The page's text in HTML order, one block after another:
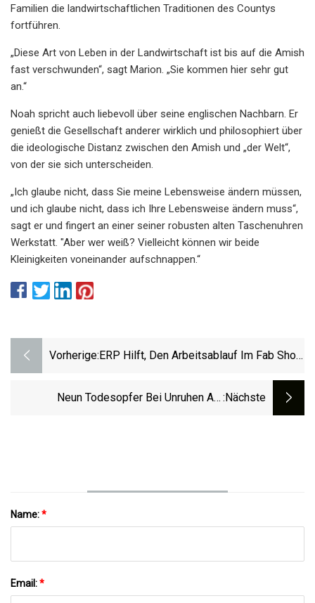
Familien die landwirtschaftlichen Traditionen des Countys
fortführen.
„Diese Art von Leben in der Landwirtschaft ist bis auf die Amish
fast verschwunden“, sagt Marion. „Sie kommen hier sehr gut
an.“
Noah spricht auch liebevoll über seine englischen Nachbarn. Er
genießt die Gesellschaft anderer wirklich und philosophiert über
die ideologische Distanz zwischen den Amish und „der Welt“,
von der sie sich unterscheiden.
„Ich glaube nicht, dass Sie meine Lebensweise ändern müssen,
und ich glaube nicht, dass ich Ihre Lebensweise ändern muss“,
sagt er und fingert an einer seiner robusten alten Taschenuhren
Werkstatt. "Aber wer weiß? Vielleicht können wir beide
Kleinigkeiten voneinander aufschnappen.“
Vorherige: ERP Hilft, Den Arbeitsablauf Im Fab Shop
Neun Todesopfer Bei Unruhen Am :nächste
Name:*
Email:*